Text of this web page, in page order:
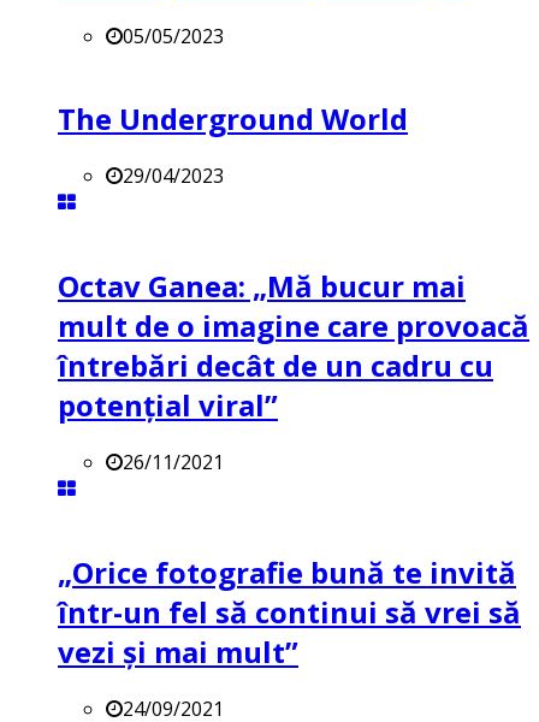
05/05/2023
The Underground World
29/04/2023
Octav Ganea: „Mă bucur mai
mult de o imagine care provoacă
întrebări decât de un cadru cu
potenţial viral”
26/11/2021
„Orice fotografie bună te invită
într-un fel să continui să vrei să
vezi și mai mult”
24/09/2021